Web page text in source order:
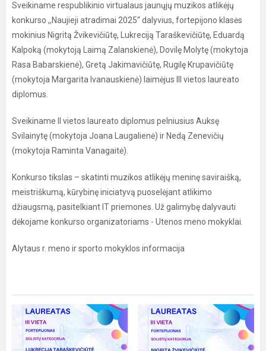
Sveikiname respublikinio virtualaus jaunųjų muzikos atlikėjų
konkurso ,,Naujieji atradimai 2025“ dalyvius, fortepijono klasės
mokinius Nigritą Žvikevičiūtę, Lukreciją Taraškevičiūtę, Eduardą
Kalpoką (mokytoją Laimą Zalanskienė), Dovilę Molytę (mokytoja
Rasa Babarskienė), Gretą Jakimavičiūtę, Rugilę Krupavičiūtę
(mokytoja Margarita Ivanauskienė) laimėjus III vietos laureato
diplomus.
Sveikiname II vietos laureato diplomus pelniusius Auksę
Svilainytę (mokytoja Joana Laugalienė) ir Nedą Zenevičių
(mokytoja Raminta Vanagaitė).
Konkurso tikslas – skatinti muzikos atlikėjų meninę saviraišką,
meistriškumą, kūrybinę iniciatyvą puoselėjant atlikimo
džiaugsmą, pasitelkiant IT priemones. Už galimybę dalyvauti
dėkojame konkurso organizatoriams - Utenos meno mokyklai.
Alytaus r. meno ir sporto mokyklos informacija